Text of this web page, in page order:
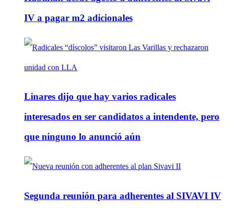
IV a pagar m2 adicionales
Linares dijo que hay varios radicales
interesados en ser candidatos a intendente, pero
que ninguno lo anunció aún
Segunda reunión para adherentes al SIVAVI IV